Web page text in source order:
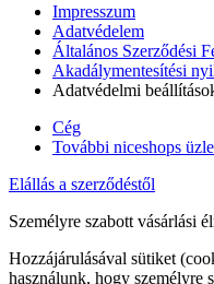
Impresszum
Adatvédelem
Általános Szerződési
Akadálymentesítési
Adatvédelmi
Cég
További niceshops
Elállás a szerződéstől
Személyre szabott vásárlási
Hozzájárulásával sütiket
használunk, hogy személyre